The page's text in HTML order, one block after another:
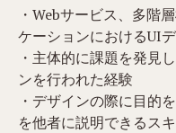
・Webサービス、多階
ケーションにおけるUI
・主体的に課題を発見
ンを行われた経験
・デザインの際に目的
を他者に説明できるス